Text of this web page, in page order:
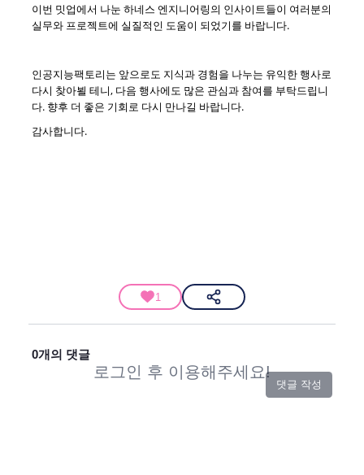
이번 밋업에서 나눈 하네스 엔지니어링의 인사이트들이 여러분의
실무와 프로젝트에 실질적인 도움이 되었기를 바랍니다.
인공지능팩토리는 앞으로도 지식과 경험을 나누는 유익한 행사로
다시 찾아뵐 테니, 다음 행사에도 많은 관심과 참여를 부탁드립니
다. 향후 더 좋은 기회로 다시 만나길 바랍니다.
감사합니다.
1
0개의 댓글
로그인 후 이용해주세요!
댓글 작성